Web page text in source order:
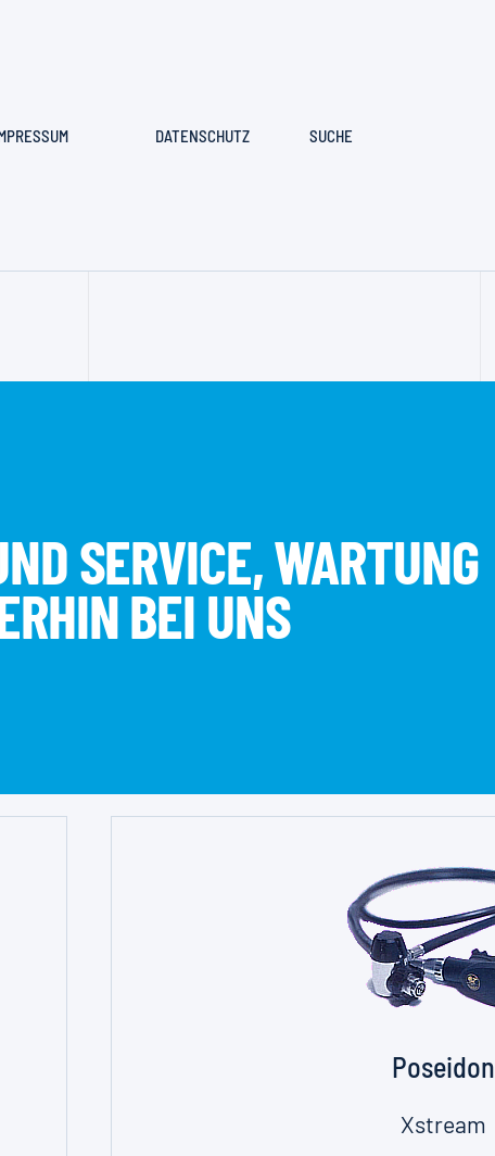
DATENSCHUTZ
SERVICE, WARTUNG
BEI UNS
Poseidon
Xstream